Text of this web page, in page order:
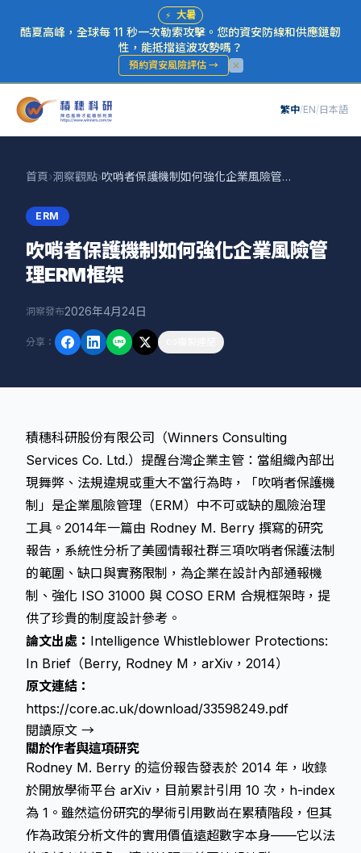
⚡ 大暑
酷夏高峰，全球每 11 秒一次勒索攻擊。您的資安防線和供應鏈韌
性，能抵擋這波攻勢嗎？
預約資安風險評估→
繁中/EN/日本語
首頁›洞察觀點› 吹哨者保護機制如何強化企業風險管理ERM框架
ERM
吹哨者保護機制如何強化企業風險管
理ERM框架
洞察發布2026年4月24日
分享 ：
積穗科研股份有限公司（Winners Consulting
Services Co. Ltd.）提醒台灣企業主管：當組織內部出
現舞弊、法規違規或重大不當行為時，「吹哨者保護機
制」是企業風險管理（ERM）中不可或缺的風險治理
工具。2014年一篇由 Rodney M. Berry 撰寫的研究
報告，系統性分析了美國情報社群三項吹哨者保護法制
的範圍、缺口與實務限制，為企業在設計內部通報機
制、強化 ISO 31000 與 COSO ERM 合規框架時，提
供了珍貴的制度設計參考。
論文出處： Intelligence Whistleblower Protections:
In Brief（Berry, Rodney M，arXiv，2014）
原文連結：
https://core.ac.uk/download/33598249.pdf
閱讀原文 →
關於作者與這項研究
Rodney M. Berry 的這份報告發表於 2014 年，收錄
於開放學術平台 arXiv，目前累計引用 10 次，h-index
為 1。雖然這份研究的學術引用數尚在累積階段，但其
作為政策分析文件的實用價值遠超數字本身——它以法